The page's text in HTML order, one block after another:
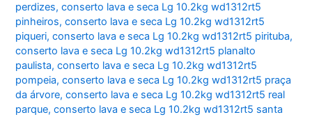
perdizes,conserto lava e seca Lg 10.2kg wd1312rt5
pinheiros,conserto lava e seca Lg 10.2kg wd1312rt5
piqueri,conserto lava e seca Lg 10.2kg wd1312rt5 pirituba,
conserto lava e seca Lg 10.2kg wd1312rt5 planalto
paulista,conserto lava e seca Lg 10.2kg wd1312rt5
pompeia,conserto lava e seca Lg 10.2kg wd1312rt5 praça
da árvore,conserto lava e seca Lg 10.2kg wd1312rt5 real
parque,conserto lava e seca Lg 10.2kg wd1312rt5 santa